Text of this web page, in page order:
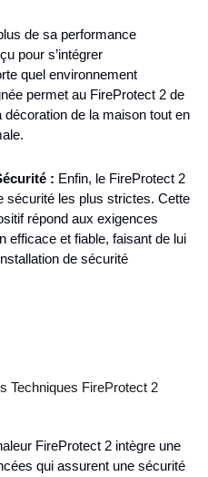
de sa performance
pour s’intégrer
quel environnement
permet au FireProtect 2 de
de la maison tout en
: Enfin, le FireProtect 2
sécurité les plus strictes. Cette
répond aux exigences
efficace et fiable, faisant de lui
de sécurité
Techniques FireProtect 2
FireProtect 2 intègre une
qui assurent une sécurité